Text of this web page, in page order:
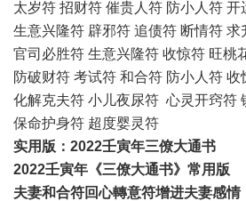
太岁符 招财符 催贵人符 防小人符 开
生意兴隆符 辟邪符 追债符 断情符 求
官司必胜符 生意兴隆符 收惊符 旺桃
防破财符 考试符 和合符 防小人符
化解克夫符 小儿夜尿符 心灵开窍符
保命护身符 超度婴灵符
实用版：2022壬寅年三僚大通书
2022壬寅年《三僚大通书》常用版
夫妻和合符回心轉意符增进夫妻感情